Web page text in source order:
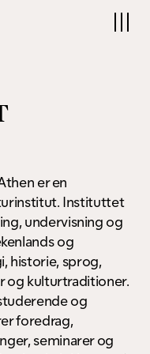
Bibliotek
er en
Instituttet
undervisning og
og
historie, sprog,
og kulturtraditioner.
og
foredrag,
seminarer og